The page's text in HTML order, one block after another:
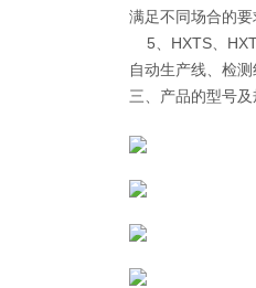
满足不同场合的要
5、HXTS、
自动生产线、检
三、产品的型号及